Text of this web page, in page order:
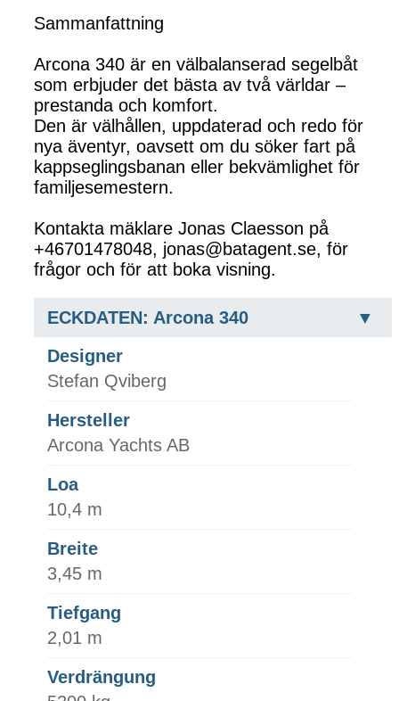
Sammanfattning
Arcona 340 är en välbalanserad segelbåt
som erbjuder det bästa av två världar –
prestanda och komfort.
Den är välhållen, uppdaterad och redo för
nya äventyr, oavsett om du söker fart på
kappseglingsbanan eller bekvämlighet för
familjesemestern.
Kontakta mäklare Jonas Claesson på
+46701478048, jonas@batagent.se, för
frågor och för att boka visning.
ECKDATEN: Arcona 340
Designer
Stefan Qviberg
Hersteller
Arcona Yachts AB
Loa
10,4 m
Breite
3,45 m
Tiefgang
2,01 m
Verdrängung